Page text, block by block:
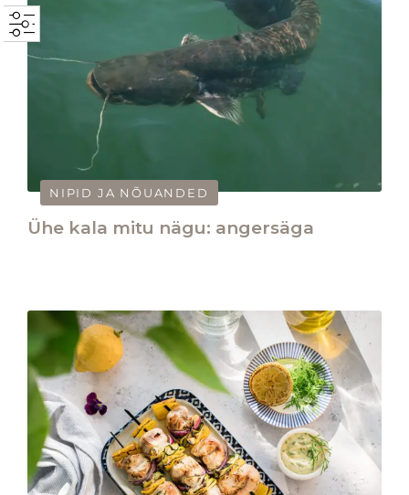
NIPID JA NÕUANDED
Ühe kala mitu nägu: angersäga